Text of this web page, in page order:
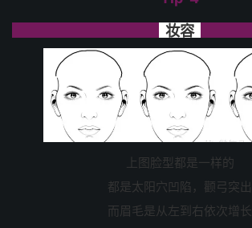
妆容
上图脸型都是一样的
都是太阳穴凹陷，颧弓突出
而眉毛是从左到右依次增长